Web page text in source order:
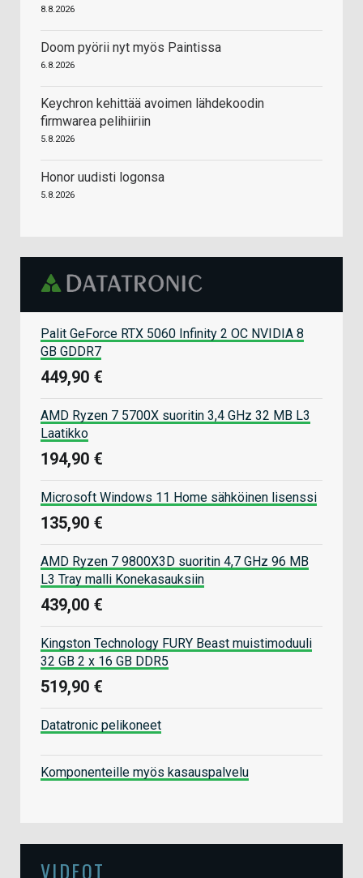
8.8.2026
Doom pyörii nyt myös Paintissa
6.8.2026
Keychron kehittää avoimen lähdekoodin
firmwarea pelihiiriin
5.8.2026
Honor uudisti logonsa
5.8.2026
Palit GeForce RTX 5060 Infinity 2 OC NVIDIA 8
GB GDDR7
449,90 €
AMD Ryzen 7 5700X suoritin 3,4 GHz 32 MB L3
Laatikko
194,90 €
Microsoft Windows 11 Home sähköinen lisenssi
135,90 €
AMD Ryzen 7 9800X3D suoritin 4,7 GHz 96 MB
L3 Tray malli Konekasauksiin
439,00 €
Kingston Technology FURY Beast muistimoduuli
32 GB 2 x 16 GB DDR5
519,90 €
Datatronic pelikoneet
Komponenteille myös kasauspalvelu
VIDEOT